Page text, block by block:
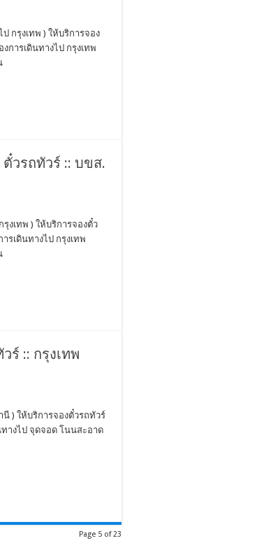
กรุงเทพ ) ให้บริการจอง
การเดินทางไป กรุงเทพ
วรถทัวร์ :: บขส.
งเทพ ) ให้บริการจองตั๋ว
รเดินทางไป กรุงเทพ
:: กรุงเทพ
) ให้บริการจองตั๋วรถทัวร์
างไป จุดจอด โนนสะอาด
Page 5 of 23